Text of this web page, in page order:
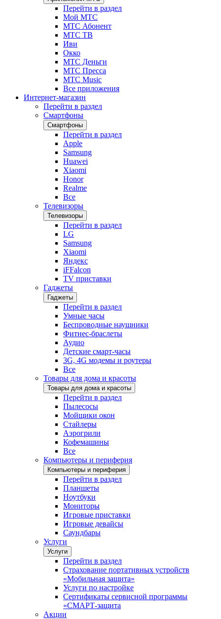
Перейти в раздел
Мой МТС
МТС Абонент
МТС ТВ
Иви
Окко
МТС Деньги
МТС Пресса
МТС Music
Все приложения
Интернет-магазин
Перейти в раздел
Смартфоны
Смартфоны
Перейти в раздел
Apple
Samsung
Huawei
Xiaomi
Honor
Realme
Все
Телевизоры
Телевизоры
Перейти в раздел
LG
Samsung
Xiaomi
Яндекс
iFFalcon
TV приставки
Гаджеты
Гаджеты
Перейти в раздел
Умные часы
Беспроводные наушники
Фитнес-браслеты
Аудио
Детские смарт-часы
3G, 4G модемы и роутеры
Все
Товары для дома и красоты
Товары для дома и красоты
Перейти в раздел
Пылесосы
Мойщики окон
Стайлеры
Аэрогрили
Кофемашины
Все
Компьютеры и периферия
Компьютеры и периферия
Перейти в раздел
Планшеты
Ноутбуки
Мониторы
Игровые приставки
Игровые девайсы
Саундбары
Услуги
Услуги
Перейти в раздел
Страхование портативных устройств
«Мобильная защита»
Услуги по настройке
Сертификаты сервисной программы
«СМАРТ-защита
Акции